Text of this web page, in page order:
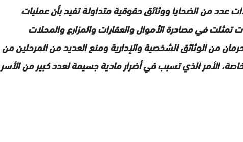
عدد من الضحايا ووثائق حقوقية متداولة تفيد بأن عمليات
تمثلت في مصادرة الأموال والعقارات والمزارع والمحلات
من الوثائق الشخصية والإدارية ومنع العديد من المرحلين من
الأمر الذي تسبب في أضرار مادية جسيمة لعدد كبير من الأسر